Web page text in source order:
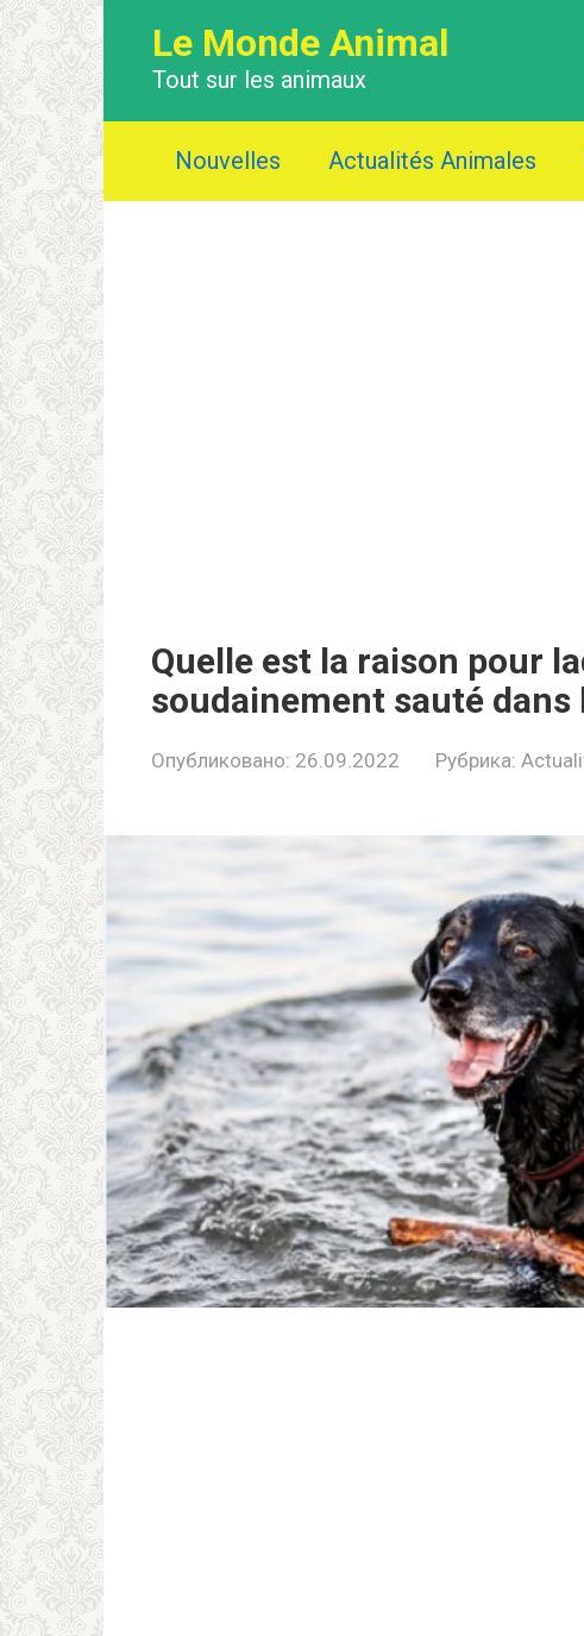
Le Monde Animal
Tout sur les animaux
Nouvelles Actualités Animales
Quelle est la raison pour
soudainement sauté dans
Опубликовано: 26.09.2022 Рубрика: